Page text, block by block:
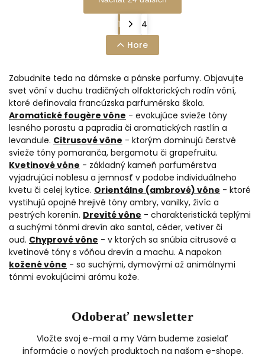
1
4
Hore
Zabudnite teda na dámske a pánske parfumy. Objavujte
svet vôní v duchu tradičných olfaktorických rodín vôní,
ktoré definovala francúzska parfumérska škola.
Aromatické fougère vône - evokujúce svieže tóny
lesného porastu a papradia či aromatických rastlín a
levandule. Citrusové vône - ktorým dominujú čerstvé
svieže tóny pomaranča, bergamotu či grapefruitu.
Kvetinové vône - základný kameň parfumérstva
vyjadrujúci noblesu a jemnosť v podobe individuálneho
kvetu či celej kytice. Orientálne (ambrové) vône - ktoré
vystihujú opojné hrejivé tóny ambry, vanilky, živíc a
pestrých korenín. Drevité vône - charakteristická teplými
a suchými tónmi drevín ako santal, céder, vetiver či
oud. Chyprové vône - v ktorých sa snúbia citrusové a
kvetinové tóny s vôňou drevín a machu. A napokon
kožené vône - so suchými, dymovými až animálnymi
tónmi evokujúcimi arómu kože.
Odoberať newsletter
Vložte svoj e-mail a my Vám budeme zasielať
informácie o nových produktoch na našom e-shope.